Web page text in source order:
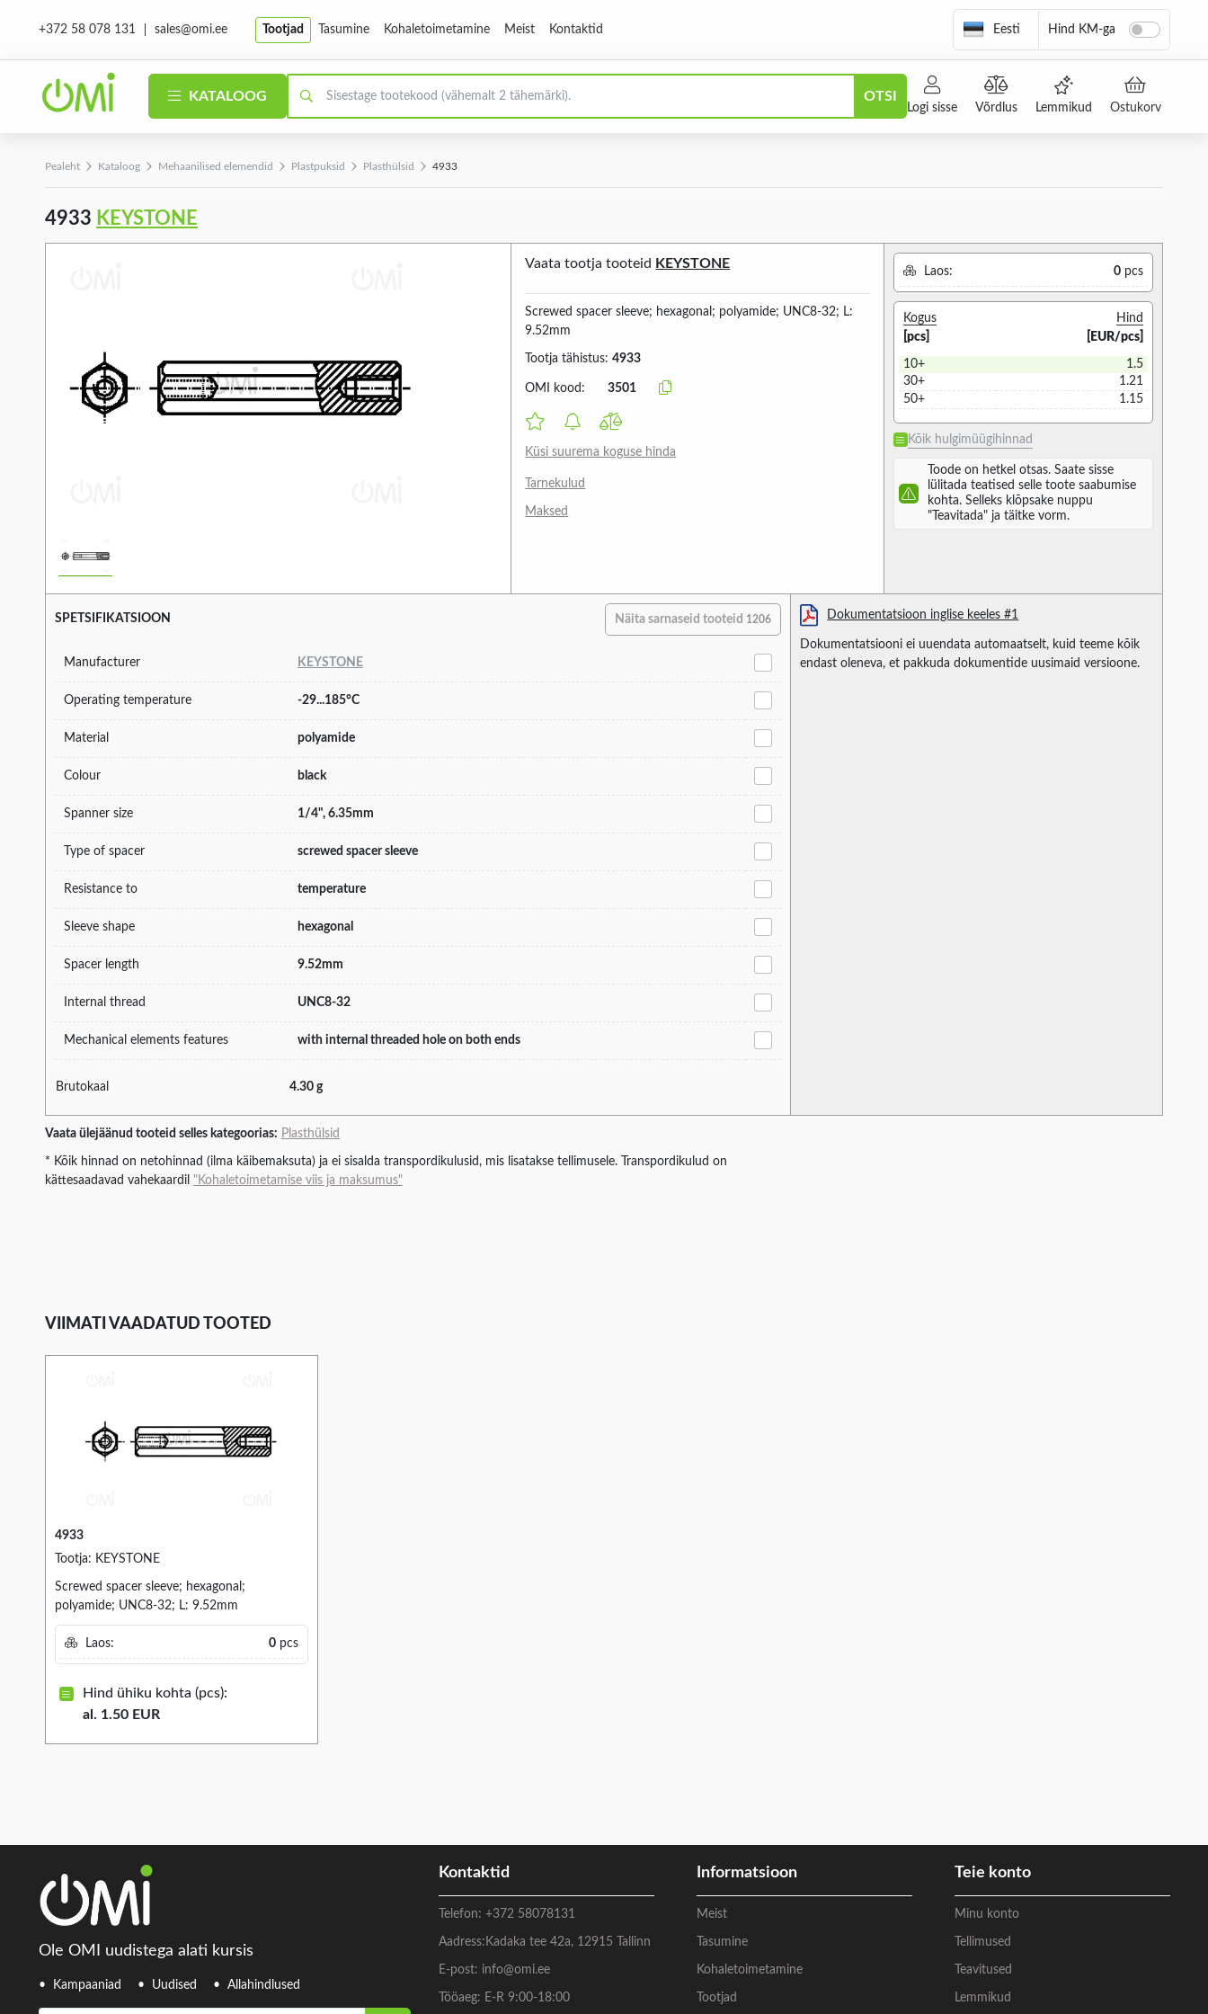
+372 58 078 131 sales@omi.ee Tootjad Tasumine Kohaletoimetamine Meist Kontaktid Eesti Hind KM-ga
KATALOOG OTSI
Logi sisse Võrdlus Lemmikud Ostukorv
Pealeht Kataloog Mehaanilised elemendid Plastpuksid Plasthülsid 4933
4933 KEYSTONE
Vaata tootja tooteid KEYSTONE
Screwed spacer sleeve; hexagonal; polyamide; UNC8-32; L:
9.52mm
Tootja tähistus:4933
OMI kood: 3501
Küsi suurema koguse hinda
Tarnekulud
Maksed
Laos: 0 pcs
Kogus
[pcs]
Hind
[EUR/pcs]
10+
1.5
30+
1.21
50+
1.15
Kõik hulgimüügihinnad
Toode on hetkel otsas. Saate sisse
lülitada teatised selle toote saabumise
kohta. Selleks klõpsake nuppu
"Teavitada" ja täitke vorm.
SPETSIFIKATSIOON Näita sarnaseid tooteid 1206
Manufacturer KEYSTONE
Operating temperature -29...185°C
Material polyamide
Colour black
Spanner size 1/4", 6.35mm
Type of spacer screwed spacer sleeve
Resistance to temperature
Sleeve shape hexagonal
Spacer length 9.52mm
Internal thread UNC8-32
Mechanical elements features with internal threaded hole on both ends
Brutokaal 4.30 g
Dokumentatsioon inglise keeles #1
Dokumentatsiooni ei uuendata automaatselt, kuid teeme kõik
endast oleneva, et pakkuda dokumentide uusimaid versioone.
Vaata ülejäänud tooteid selles kategoorias: Plasthülsid
* Kõik hinnad on netohinnad (ilma käibemaksuta) ja ei sisalda transpordikulusid, mis lisatakse tellimusele. Transpordikulud on
kättesaadavad vahekaardil "Kohaletoimetamise viis ja maksumus"
VIIMATI VAADATUD TOOTED
4933
Tootja: KEYSTONE
Screwed spacer sleeve; hexagonal;
polyamide; UNC8-32; L: 9.52mm
Laos: 0pcs
Hind ühiku kohta (pcs):
al. 1.50 EUR
Ole OMI uudistega alati kursis
Kampaaniad Uudised Allahindlused
Kontaktid
Telefon:+372 58078131
Aadress: Kadaka tee 42a, 12915 Tallinn
E-post: info@omi.ee
Tööaeg: E-R 9:00-18:00
Informatsioon
Meist
Tasumine
Kohaletoimetamine
Tootjad
Teie konto
Minu konto
Tellimused
Teavitused
Lemmikud